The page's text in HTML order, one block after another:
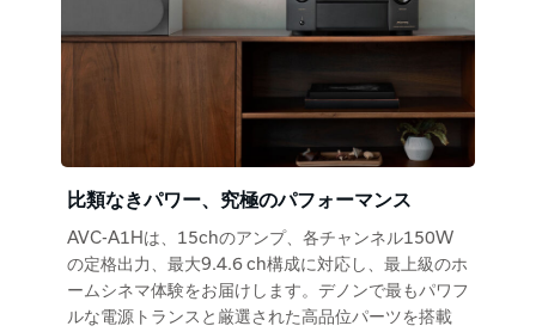
比類なきパワー、究極のパフォーマンス
AVC-A1Hは、15chのアンプ、各チャンネル150W
の定格出力、最大9.4.6 ch構成に対応し、最上級のホ
ームシネマ体験をお届けします。デノンで最もパワフ
ルな電源トランスと厳選された高品位パーツを搭載